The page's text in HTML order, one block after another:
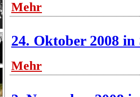
Mehr
24. Oktober 2008
Mehr